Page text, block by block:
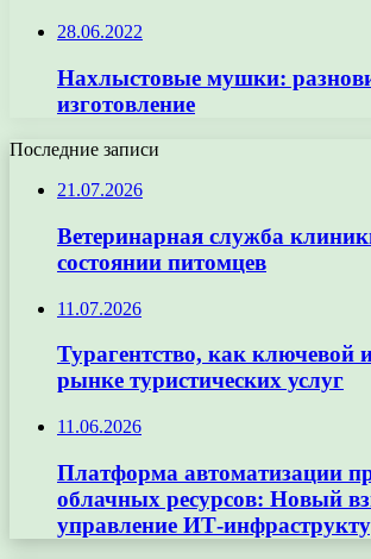
28.06.2022
Нахлыстовые мушки:
изготовление
Последние записи
21.07.2026
Ветеринарная служба
состоянии питомцев
11.07.2026
Турагентство, как ключевой
рынке туристических услуг
11.06.2026
Платформа автоматизации
облачных ресурсов: Новый
управление ИТ-